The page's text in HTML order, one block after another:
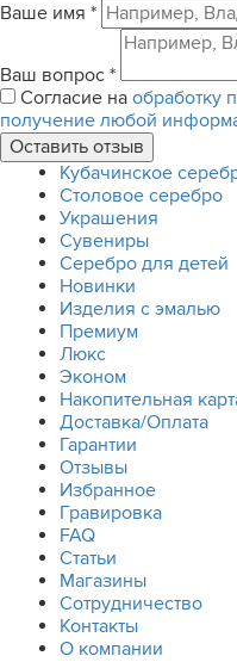
Ваше имя *
Ваш вопрос *
Согласие на обработку
получение любой
Кубачинское
Столовое серебро
Украшения
Сувениры
Серебро для детей
Новинки
Изделия с эмалью
Премиум
Люкс
Эконом
Накопительная
Доставка/Оплата
Гарантии
Отзывы
Избранное
Гравировка
FAQ
Статьи
Магазины
Сотрудничество
Контакты
О компании